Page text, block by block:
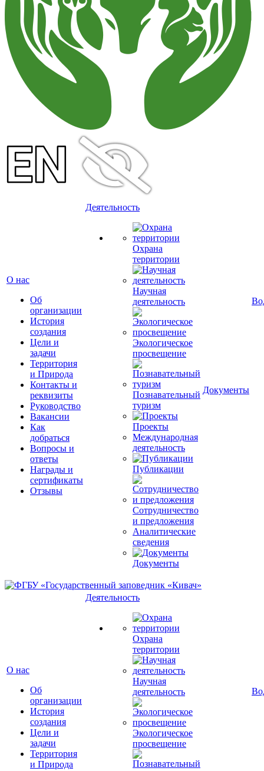
О нас
Об
организации
История
создания
Цели и
задачи
Территория
и Природа
Контакты и
реквизиты
Руководство
Вакансии
Как
добраться
Вопросы и
ответы
Награды и
сертификаты
Отзывы
Деятельность
Охрана
территории
Научная
деятельность
Экологическое
просвещение
Познавательный
туризм
Проекты
Международная
деятельность
Публикации
Сотрудничество
и предложения
Аналитические
сведения
Документы
Документы
О нас
Об
организации
История
создания
Цели и
задачи
Территория
и Природа
Деятельность
Охрана
территории
Научная
деятельность
Экологическое
просвещение